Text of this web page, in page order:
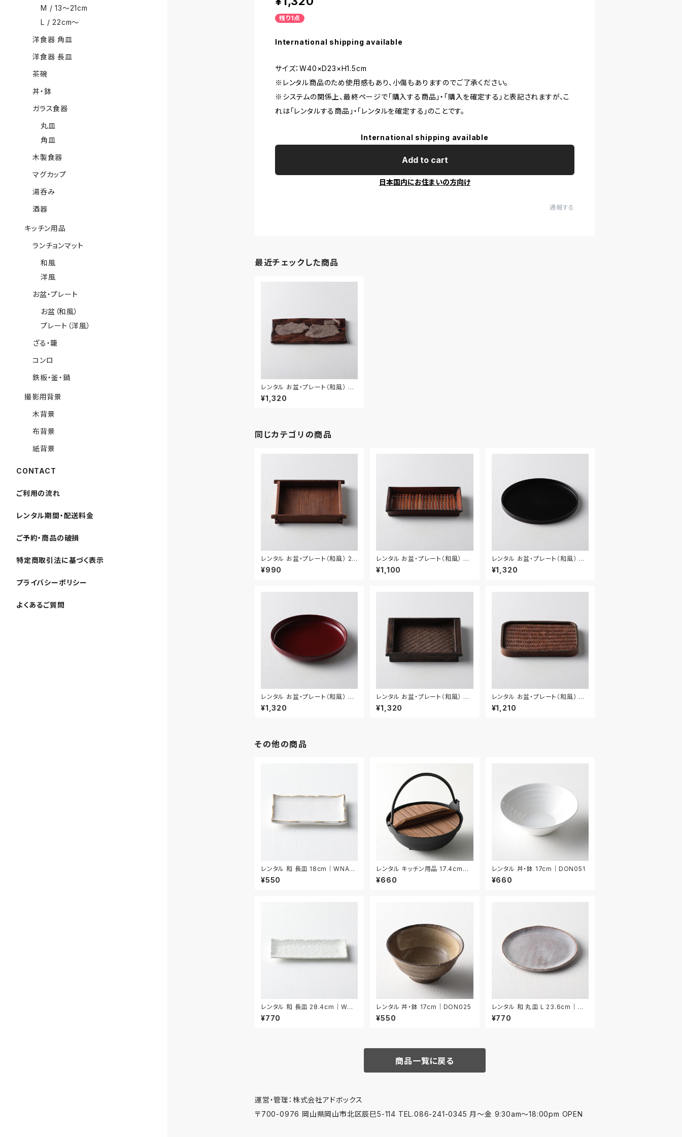
残り1点
International shipping available
サイズ：W40×D23×H1.5cm
※レンタル商品のため使用感もあり、小傷もありますのでご了承ください。
※システムの関係上、最終ページで「購入する商品」・「購入を確定する」と表記されますが、こ
れは「レンタルする商品」・「レンタルを確定する」のことです。
International shipping available
Add to cart
日本国内にお住まいの方向け
通報する
最近チェックした商品
レンタル お盆・プレート（和風） 40
cm｜BON019
¥1,320
同じカテゴリの商品
レンタル お盆・プレート（和風） 29
cm｜BON018
¥990
レンタル お盆・プレート（和風） 35
cm｜BON020
¥1,100
レンタル お盆・プレート（和風） 3
0.5cm｜BON021
¥1,320
レンタル お盆・プレート（和風） 30
cm｜BON022
¥1,320
レンタル お盆・プレート（和風） 3
0.5cm｜BON023
¥1,320
レンタル お盆・プレート（和風） 31.
4cm｜BON024
¥1,210
その他の商品
レンタル 和 長皿 18cm｜WNA02
4
¥550
レンタル キッチン用品 17.4cm｜
KIW031
¥660
レンタル 丼・鉢 17cm｜DON051
¥660
レンタル 和 長皿 28.4cm｜WNA
008
¥770
レンタル 丼・鉢 17cm｜DON025
¥550
レンタル 和 丸皿 L 23.6cm｜W
ML022
¥770
商品一覧に戻る
運営・管理：株式会社アドボックス
〒700-0976 岡山県岡山市北区辰巳5-114 TEL.086-241-0345 月〜金 9:30am〜18:00pm OPEN
M / 13〜21cm
L / 22cm〜
洋食器 角皿
洋食器 長皿
茶碗
丼・鉢
ガラス食器
丸皿
角皿
木製食器
マグカップ
湯呑み
酒器
キッチン用品
ランチョンマット
和風
洋風
お盆・プレート
お盆（和風）
プレート（洋風）
ざる・籠
コンロ
鉄板・釜・鍋
撮影用背景
木背景
布背景
紙背景
CONTACT
ご利用の流れ
レンタル期間・配送料金
ご予約・商品の破損
特定商取引法に基づく表示
プライバシーポリシー
よくあるご質問